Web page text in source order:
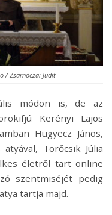
/ Zsarnóczai Judit
módon is, de az
Kerényi Lajos
Hugyecz János,
Törőcsik Júlia
életről tart online
szentmiséjét pedig
tartja majd.